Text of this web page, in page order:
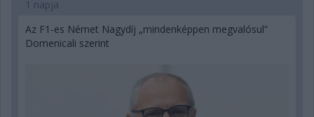
1 napja
Az F1-es Német Nagydíj „mindenképpen megvalósul”
Domenicali szerint